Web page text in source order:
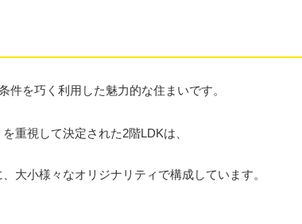
件を巧く利用した魅力的な住まいです。
重視して決定された2階LDKは、
大小様々なオリジナリティで構成しています。